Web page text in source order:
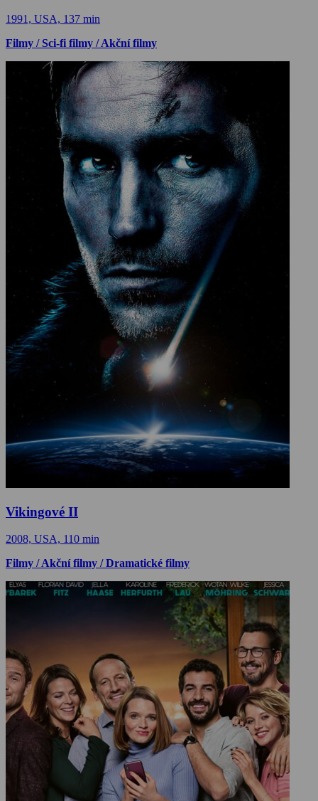
1991, USA, 137 min
Filmy / Sci-fi filmy / Akční filmy
Vikingové II
2008, USA, 110 min
Filmy / Akční filmy / Dramatické filmy